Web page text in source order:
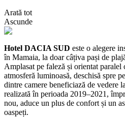
Arată tot
Ascunde
Hotel DACIA SUD este o alegere
în Mamaia, la doar câțiva pași de
Amplasat pe faleză și orientat
atmosferă luminoasă, deschisă spre
dintre camere beneficiază de vedere
realizată în perioada 2019–2021,
nou, aduce un plus de confort și un
oaspeți.